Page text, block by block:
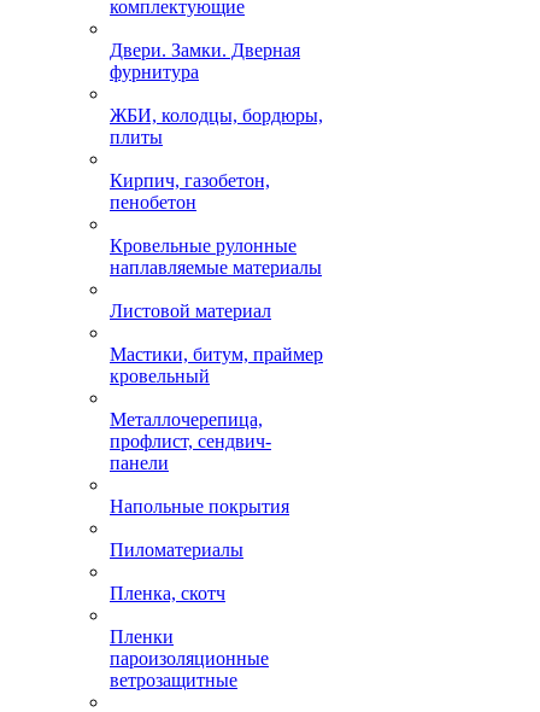
комплектующие
Двери. Замки. Дверная
фурнитура
ЖБИ, колодцы, бордюры,
плиты
Кирпич, газобетон,
пенобетон
Кровельные рулонные
наплавляемые материалы
Листовой материал
Мастики, битум, праймер
кровельный
Металлочерепица,
профлист, сендвич-
панели
Напольные покрытия
Пиломатериалы
Пленка, скотч
Пленки
пароизоляционные
ветрозащитные